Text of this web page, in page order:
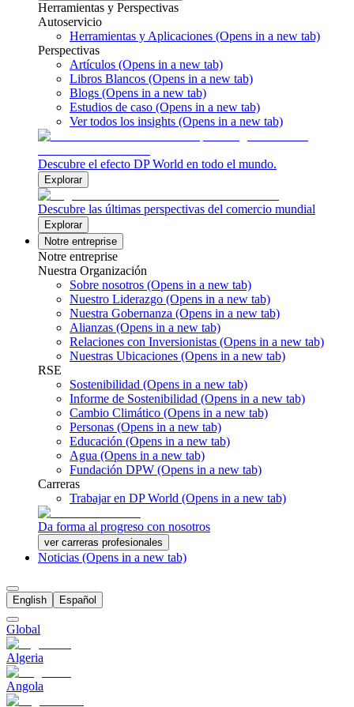
Herramientas y Perspectivas
Autoservicio
Herramientas y Aplicaciones (Opens in a new tab)
Perspectivas
Artículos (Opens in a new tab)
Libros Blancos (Opens in a new tab)
Blogs (Opens in a new tab)
Estudios de caso (Opens in a new tab)
Ver todos los insights (Opens in a new tab)
Descubre el efecto DP World en todo el mundo.
Explorar
Descubre las últimas perspectivas del comercio mundial
Explorar
Notre entreprise
Notre entreprise
Nuestra Organización
Sobre nosotros (Opens in a new tab)
Nuestro Liderazgo (Opens in a new tab)
Nuestra Gobernanza (Opens in a new tab)
Alianzas (Opens in a new tab)
Relaciones con Inversionistas (Opens in a new tab)
Nuestras Ubicaciones (Opens in a new tab)
RSE
Sostenibilidad (Opens in a new tab)
Informe de Sostenibilidad (Opens in a new tab)
Cambio Climático (Opens in a new tab)
Personas (Opens in a new tab)
Educación (Opens in a new tab)
Agua (Opens in a new tab)
Fundación DPW (Opens in a new tab)
Carreras
Trabajar en DP World (Opens in a new tab)
Da forma al progreso con nosotros
ver carreras profesionales
Noticias (Opens in a new tab)
English Español
Global
Algeria
Angola